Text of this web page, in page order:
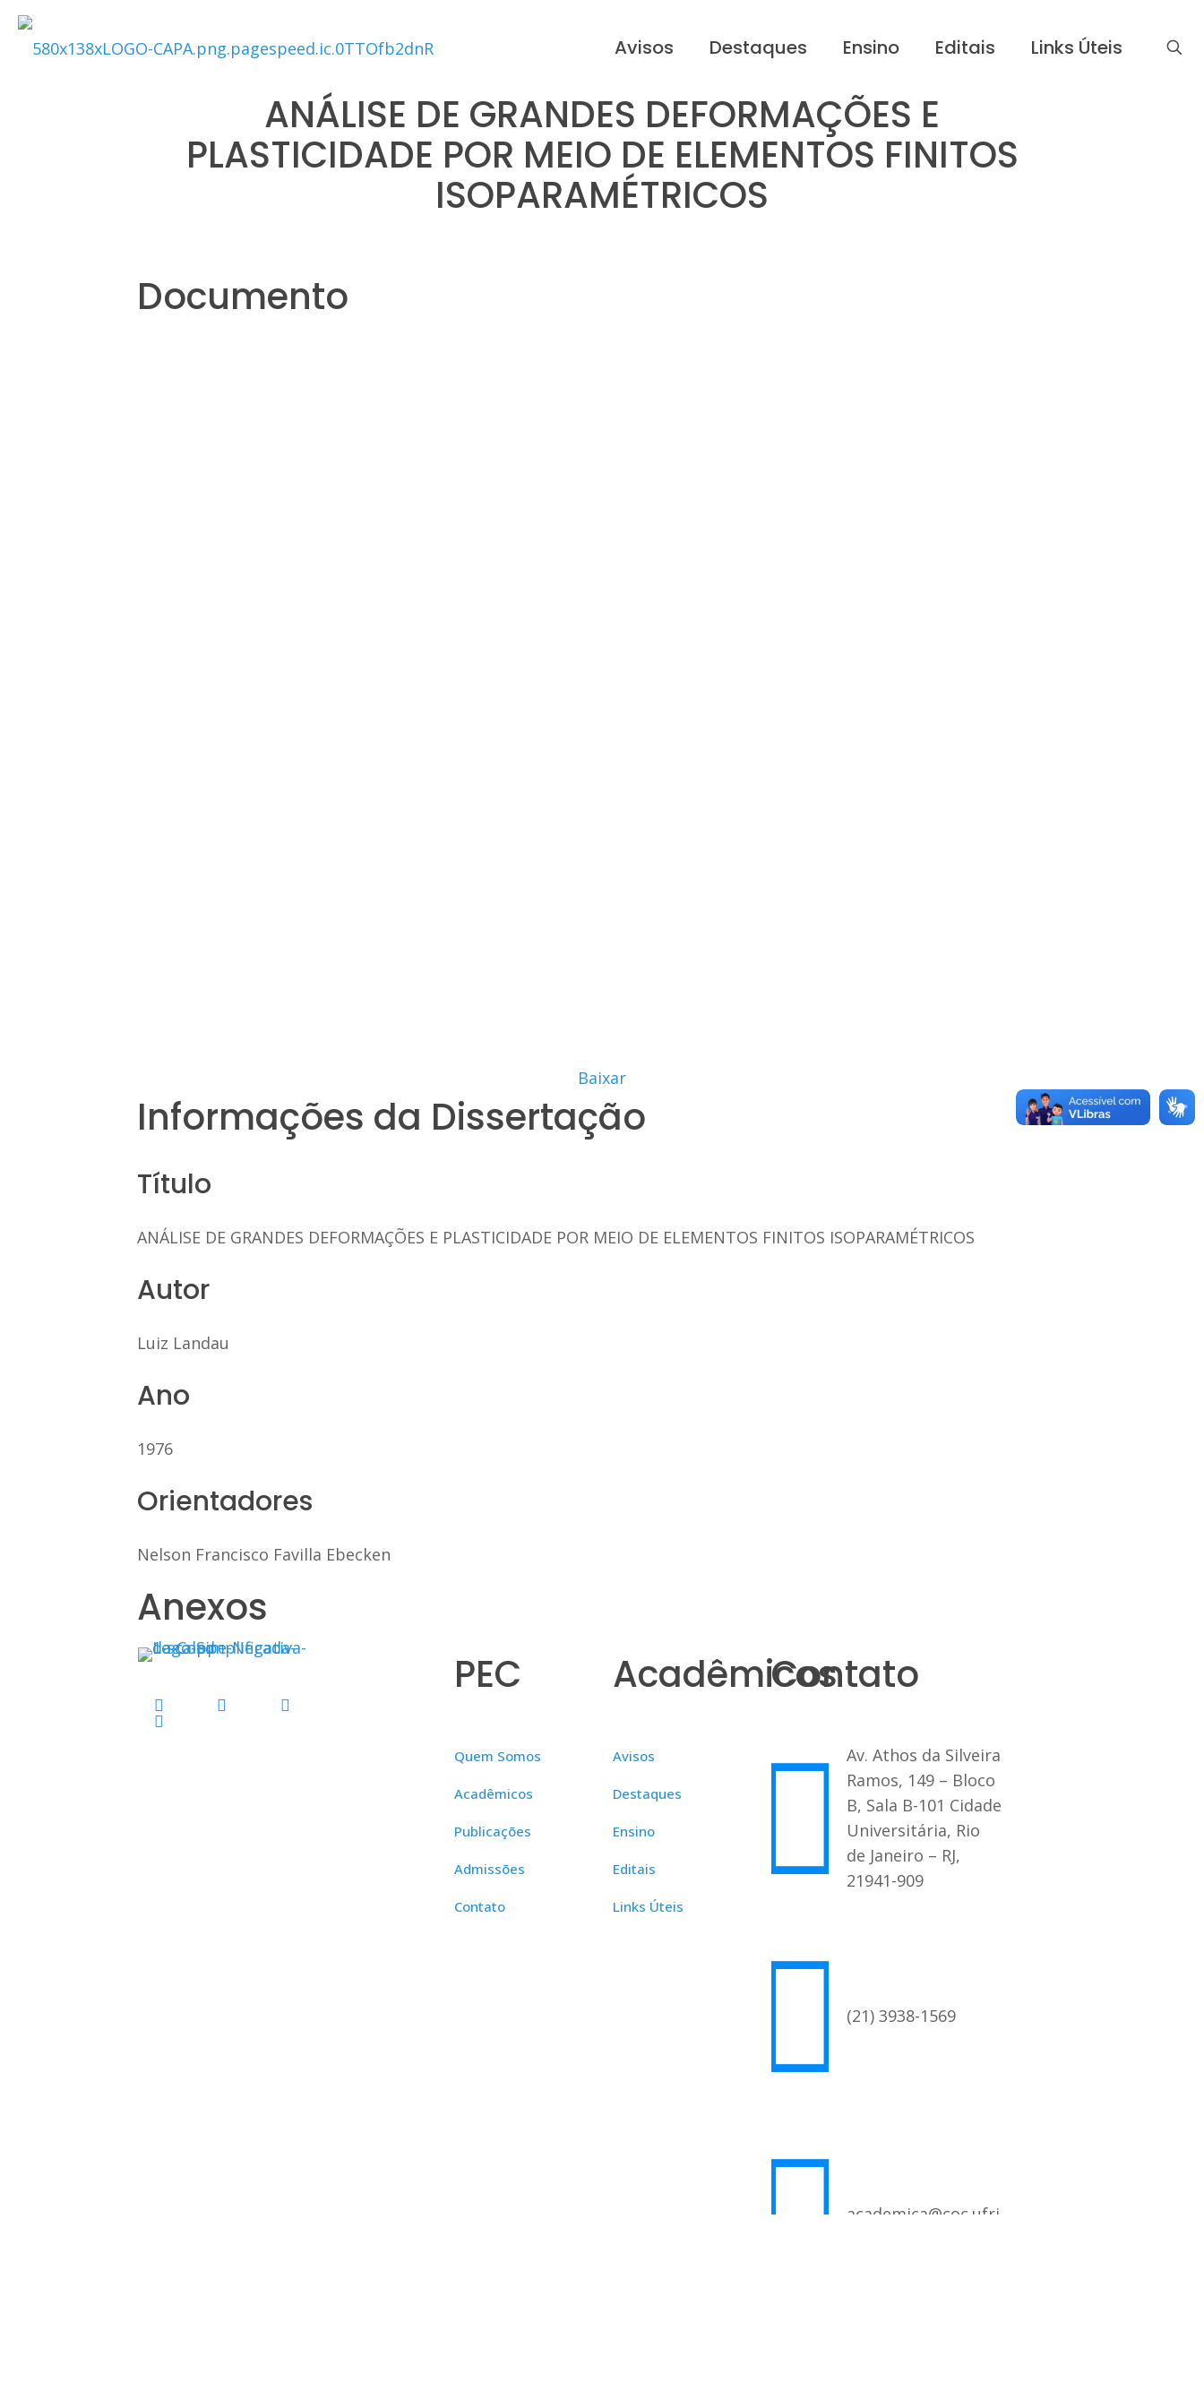
Avisos Destaques Ensino Editais Links Úteis
ANÁLISE DE GRANDES DEFORMAÇÕES E
PLASTICIDADE POR MEIO DE ELEMENTOS FINITOS
ISOPARAMÉTRICOS
Documento
Baixar
Informações da Dissertação
Título
ANÁLISE DE GRANDES DEFORMAÇÕES E PLASTICIDADE POR MEIO DE ELEMENTOS FINITOS ISOPARAMÉTRICOS
Autor
Luiz Landau
Ano
1976
Orientadores
Nelson Francisco Favilla Ebecken
Anexos
PEC
Quem Somos
Acadêmicos
Publicações
Admissões
Contato
Acadêmicos
Avisos
Destaques
Ensino
Editais
Links Úteis
Contato
Av. Athos da Silveira
Ramos, 149 – Bloco
B, Sala B-101 Cidade
Universitária, Rio
de Janeiro – RJ,
21941-909
(21) 3938-1569
academica@coc.ufrj.br